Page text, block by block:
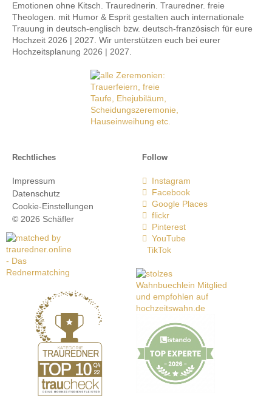
Rechtliches
Impressum
Datenschutz
Cookie-Einstellungen
© 2026 Schäfler
Emotionen ohne Kitsch. Traurednerin. Trauredner. freie
Theologen. mit Humor & Esprit gestalten auch internationale
Trauung in deutsch-englisch bzw. deutsch-französisch für eure
Hochzeit 2026 | 2027. Wir unterstützen euch bei eurer
Hochzeitsplanung 2026 | 2027.
Follow
Instagram
Facebook
Google Places
flickr
Pinterest
YouTube
TikTok